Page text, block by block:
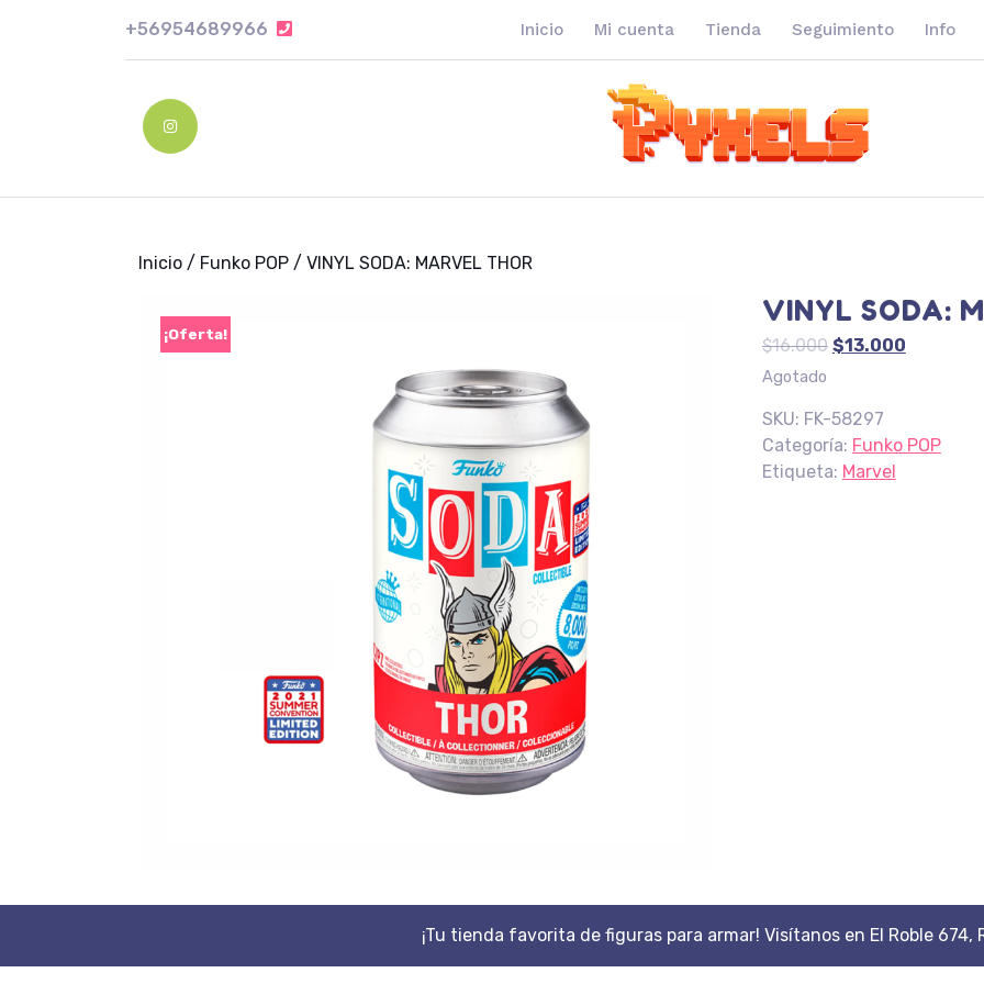
+56954689966 +56954689966 Inicio Mi cuenta Tienda Seguimiento Info
Instagram
Inicio / Funko POP / VINYL SODA: MARVEL THOR
¡Oferta!
VINYL SODA:
$16.000 El
era:
$16.000.
$13.000El
$13.000.
Agotado
SKU: FK-58297
Categoría: Funko POP
Etiqueta: Marvel
¡Tu tienda favorita de figuras para armar! Visítanos en El Roble 674,